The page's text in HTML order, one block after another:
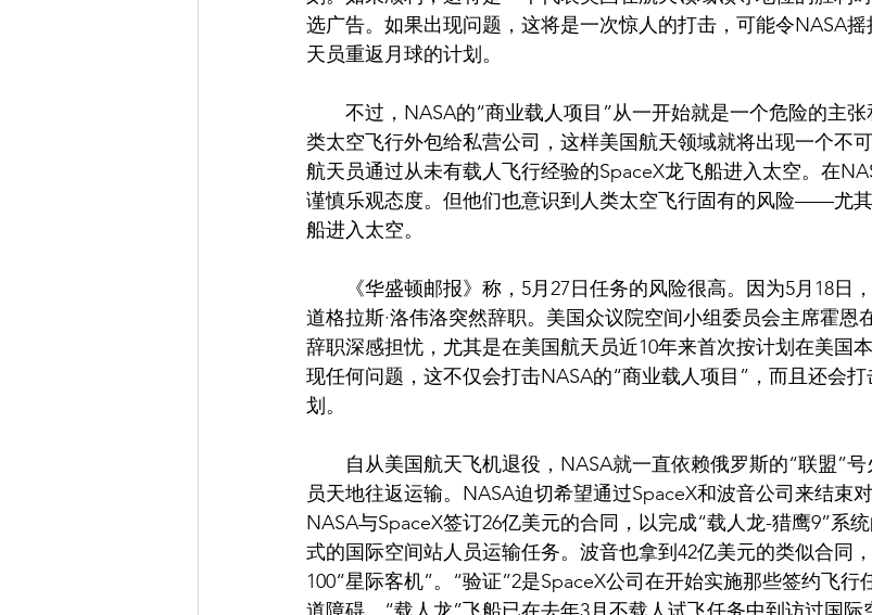
选广告。如果出现问题，这将是一次惊人的打击，可能令NASA
天员重返月球的计划。
不过，NASA的“商业载人项目”从一开始就是一个危险的主张
类太空飞行外包给私营公司，这样美国航天领域就将出现一个不
航天员通过从未有载人飞行经验的SpaceX龙飞船进入太空。在
谨慎乐观态度。但他们也意识到人类太空飞行固有的风险——尤
船进入太空。
《华盛顿邮报》称，5月27日任务的风险很高。因为5月18日
道格拉斯·洛伟洛突然辞职。美国众议院空间小组委员会主席霍恩
辞职深感担忧，尤其是在美国航天员近10年来首次按计划在美国
现任何问题，这不仅会打击NASA的“商业载人项目”，而且还会
划。
自从美国航天飞机退役，NASA就一直依赖俄罗斯的“联盟”号
员天地往返运输。NASA迫切希望通过SpaceX和波音公司来结束
NASA与SpaceX签订26亿美元的合同，以完成“载人龙-猎鹰9”系
式的国际空间站人员运输任务。波音也拿到42亿美元的类似合同
100“星际客机”。“验证”2是SpaceX公司在开始实施那些签约飞